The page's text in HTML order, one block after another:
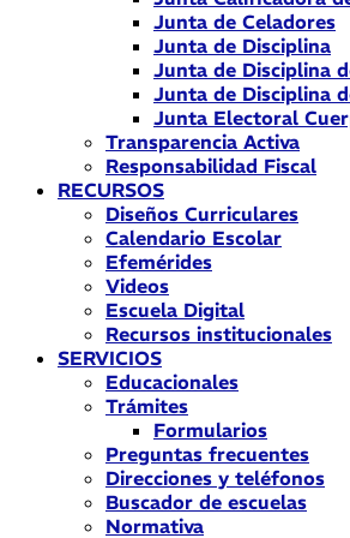
Junta de Celadores
Junta de Disciplina
Junta de Disciplina
Junta de Disciplina
Junta Electoral
Transparencia Activa
Responsabilidad Fiscal
RECURSOS
Diseños Curriculares
Calendario Escolar
Efemérides
Videos
Escuela Digital
Recursos institucionales
SERVICIOS
Educacionales
Trámites
Formularios
Preguntas frecuentes
Direcciones y teléfonos
Buscador de escuelas
Normativa